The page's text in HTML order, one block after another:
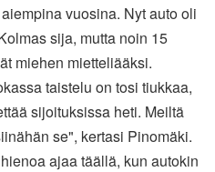
vuosina. Nyt auto oli
sija, mutta noin 15
miehen mietteliääksi.
taistelu on tosi tiukkaa,
sijoituksissa heti. Meiltä
se", kertasi Pinomäki.
ajaa täällä, kun autokin